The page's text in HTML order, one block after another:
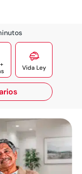

Vida Ley